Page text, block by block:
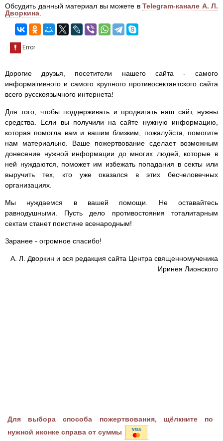
Обсудить данный материал вы можете в Telegram-канале А. Л.
Дворкина.
Дорогие друзья, посетители нашего сайта - самого
информативного и самого крупного противосектантского сайта
всего русскоязычного интернета!
Для того, чтобы поддерживать и продвигать наш сайт, нужны
средства. Если вы получили на сайте нужную информацию,
которая помогла вам и вашим близким, пожалуйста, помогите
нам материально. Ваше пожертвование сделает возможным
донесение нужной информации до многих людей, которые в
ней нуждаются, поможет им избежать попадания в секты или
выручить тех, кто уже оказался в этих бесчеловечных
организациях.
Мы нуждаемся в вашей помощи. Не оставайтесь
равнодушными. Пусть дело противостояния тоталитарным
сектам станет поистине всенародным!
Заранее - огромное спасибо!
А. Л. Дворкин и вся редакция сайта Центра священномученика
Иринея Лионского
Для выбора способа пожертвования, щёлкните по
нужной иконке справа от суммы